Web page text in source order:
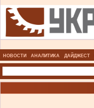
НОВОСТИ АНАЛИТИКА ДАЙДЖЕСТ